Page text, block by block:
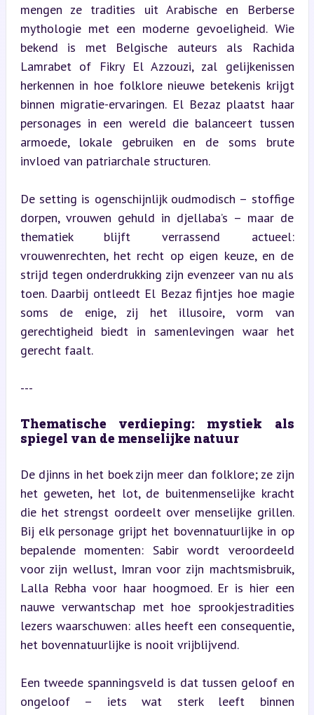
mengen ze tradities uit Arabische en Berberse
mythologie met een moderne gevoeligheid. Wie
bekend is met Belgische auteurs als Rachida
Lamrabet of Fikry El Azzouzi, zal gelijkenissen
herkennen in hoe folklore nieuwe betekenis krijgt
binnen migratie-ervaringen. El Bezaz plaatst haar
personages in een wereld die balanceert tussen
armoede, lokale gebruiken en de soms brute
invloed van patriarchale structuren.
De setting is ogenschijnlijk oudmodisch – stoffige
dorpen, vrouwen gehuld in djellaba’s – maar de
thematiek blijft verrassend actueel:
vrouwenrechten, het recht op eigen keuze, en de
strijd tegen onderdrukking zijn evenzeer van nu als
toen. Daarbij ontleedt El Bezaz fijntjes hoe magie
soms de enige, zij het illusoire, vorm van
gerechtigheid biedt in samenlevingen waar het
gerecht faalt.
---
Thematische verdieping: mystiek als
spiegel van de menselijke natuur
De djinns in het boek zijn meer dan folklore; ze zijn
het geweten, het lot, de buitenmenselijke kracht
die het strengst oordeelt over menselijke grillen.
Bij elk personage grijpt het bovennatuurlijke in op
bepalende momenten: Sabir wordt veroordeeld
voor zijn wellust, Imran voor zijn machtsmisbruik,
Lalla Rebha voor haar hoogmoed. Er is hier een
nauwe verwantschap met hoe sprookjestradities
lezers waarschuwen: alles heeft een consequentie,
het bovennatuurlijke is nooit vrijblijvend.
Een tweede spanningsveld is dat tussen geloof en
ongeloof – iets wat sterk leeft binnen